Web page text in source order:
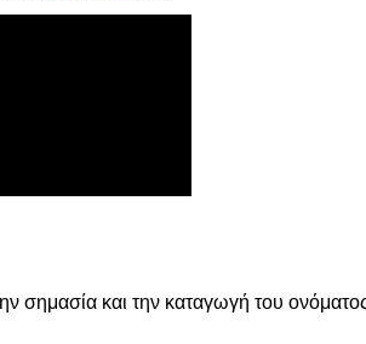
σημασία και την καταγωγή του